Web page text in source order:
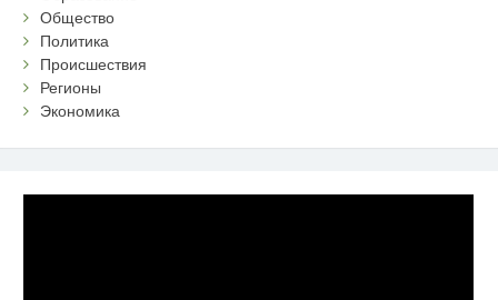
Общество
Политика
Происшествия
Регионы
Экономика